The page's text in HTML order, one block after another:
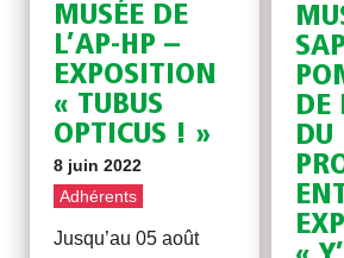
MUSÉE DE
L’AP-HP –
EXPOSITION
« TUBUS
OPTICUS ! »
8 juin 2022
Adhérents
Jusqu’au 05 août
DE